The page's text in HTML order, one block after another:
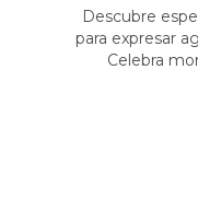
Descubre
para expresar
Celebra